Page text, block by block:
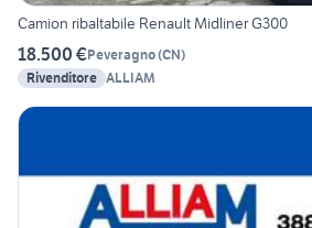
Camion ribaltabile Renault Midliner G300
18.500 €Peveragno(CN)
Rivenditore ALLIAM